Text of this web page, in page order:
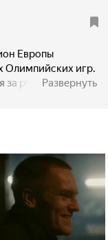
Европы
Олимпийских игр.
руль
Олегу
подставив
О том, что одна
Развернуть